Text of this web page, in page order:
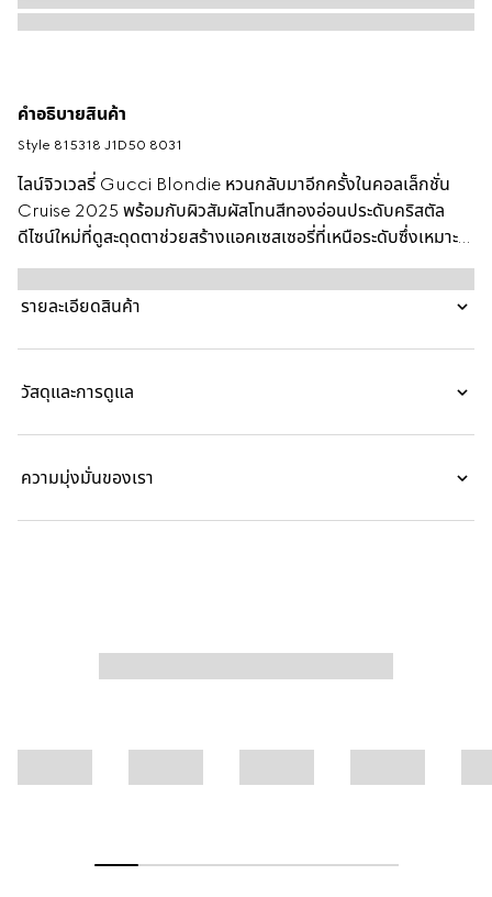
คำอธิบายสินค้า
Style ‎815318 J1D50 8031
ไลน์จิวเวลรี่ Gucci Blondie หวนกลับมาอีกครั้งในคอลเล็กชั่น
Cruise 2025 พร้อมกับผิวสัมผัสโทนสีทองอ่อนประดับคริสตัล
ดีไซน์ใหม่ที่ดูสะดุดตาช่วยสร้างแอคเซสเซอรี่ที่เหนือระดับซึ่งเหมาะ
สำหรับใส่ได้ตั้งแต่วันจรดค่ำ ต่างหูห่วงคู่นี้มาพร้อม Round
Interlocking G คัตเอาท์ประดับคริสตัลบาเก็ต
รายละเอียดสินค้า
วัสดุและการดูแล
ความมุ่งมั่นของเรา